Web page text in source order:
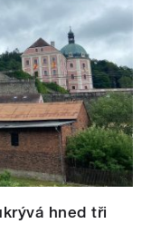
hned tři